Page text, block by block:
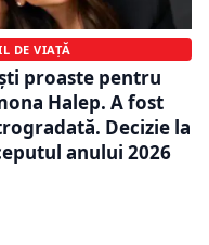
DE VIAȚĂ
proaste pentru
Halep. A fost
Decizie la
anului 2026